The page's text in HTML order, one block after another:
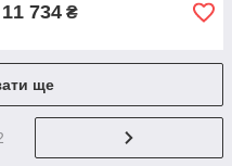
11 734 ₴
ще